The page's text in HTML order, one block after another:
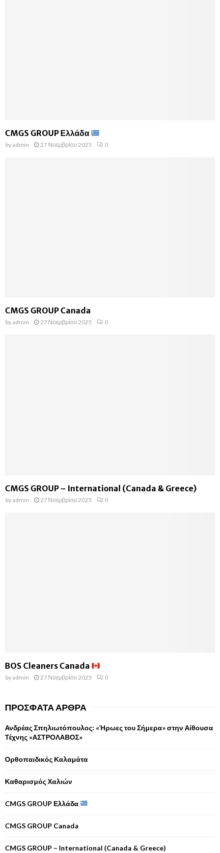
CMGS GROUP Ελλάδα
byadmin 27 Νοεμβρίου 2025 0
CMGS GROUP Canada
byadmin 27 Νοεμβρίου 2025 0
CMGS GROUP – International (Canada & Greece)
byadmin 27 Νοεμβρίου 2025 0
BOS Cleaners Canada
byadmin 27 Νοεμβρίου 2025 0
ΠΡΌΣΦΑΤΑ ΆΡΘΡΑ
Ανδρέας Σπηλιωτόπουλος: «Ήρωες του Σήμερα» στην Αίθουσα
Τέχνης «ΑΣΤΡΟΛΑΒΟΣ»
Ορθοπαιδικός Καλαμάτα
Καθαρισμός Χαλιών
CMGS GROUP Ελλάδα
CMGS GROUP Canada
CMGS GROUP – International (Canada & Greece)